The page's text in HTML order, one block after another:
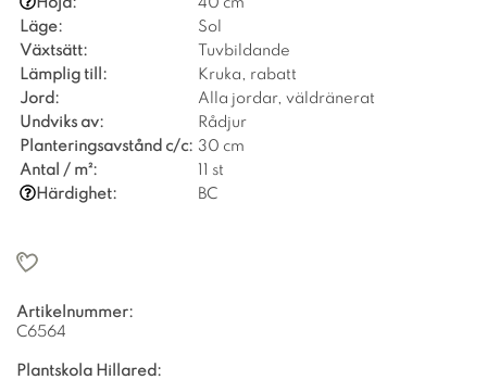
Läge:
Sol
Växtsätt:
Tuvbildande
Lämplig till:
Kruka, rabatt
Jord:
Alla jordar, väldränerat
Undviks av:
Rådjur
Planteringsavstånd c/c: 30 cm
Antal / m²:
11 st
Härdighet:
BC
Artikelnummer:
C6564
Plantskola Hillared: